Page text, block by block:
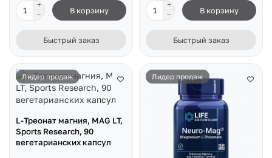
В корзину
Быстрый заказ
В корзину
Быстрый заказ
Лидер продаж
L-Треонат магния, MAG LT,
Sports Research, 90
вегетарианских капсул
Лидер продаж